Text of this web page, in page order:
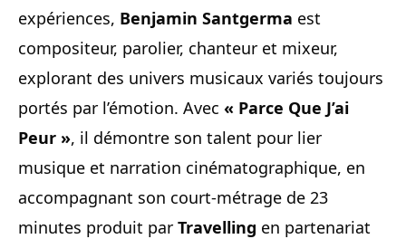
expériences, Benjamin Santgerma est
compositeur, parolier, chanteur et mixeur,
explorant des univers musicaux variés toujours
portés par l’émotion. Avec « Parce Que J’ai
Peur », il démontre son talent pour lier
musique et narration cinématographique, en
accompagnant son court-métrage de 23
minutes produit par Travelling en partenariat